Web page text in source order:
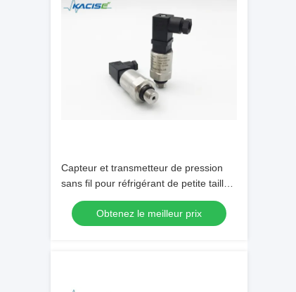
Capteur et transmetteur de pression
sans fil pour réfrigérant de petite taille,
haute précision
Obtenez le meilleur prix